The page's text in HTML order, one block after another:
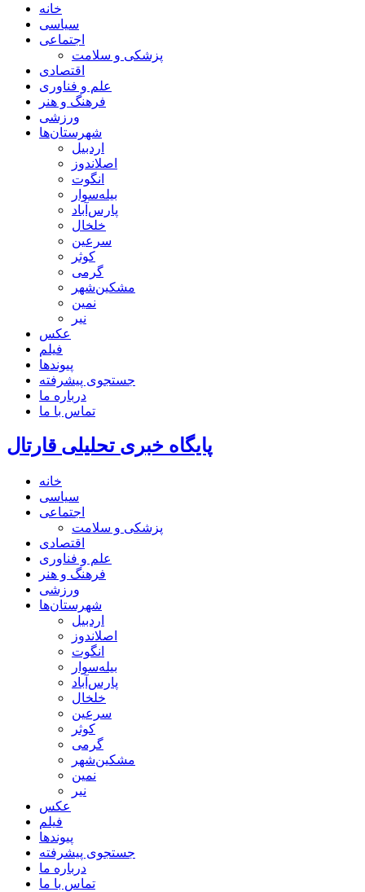
خانه
سیاسی
اجتماعی
پزشکی و سلامت
اقتصادی
علم و فناوری
فرهنگ و هنر
ورزشی
شهرستان‌ها
اردبیل
اصلاندوز
انگوت
بیله‌سوار
پارس‌آباد
خلخال
سرعین
کوثر
گرمی
مشکین‌شهر
نمین
نیر
عکس
فیلم
پیوندها
جستجوی پیشرفته
درباره ما
تماس با ما
پایگاه خبری تحلیلی قارتال
خانه
سیاسی
اجتماعی
پزشکی و سلامت
اقتصادی
علم و فناوری
فرهنگ و هنر
ورزشی
شهرستان‌ها
اردبیل
اصلاندوز
انگوت
بیله‌سوار
پارس‌آباد
خلخال
سرعین
کوثر
گرمی
مشکین‌شهر
نمین
نیر
عکس
فیلم
پیوندها
جستجوی پیشرفته
درباره ما
تماس با ما